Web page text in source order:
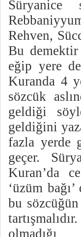
Süryanice
Rehven,
Bu demektir
eğip yere
Kuranda 4
sözcük
geldiği
geldiğini
fazla yerde
geçer.
Kuran’da
‘üzüm
bu
olmadığı